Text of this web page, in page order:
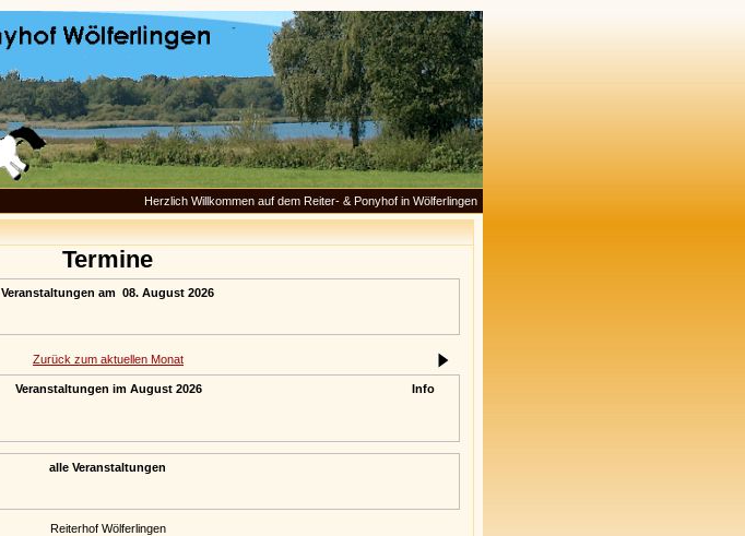
Herzlich Willkommen auf dem Reiter- & Ponyhof in Wölferlingen
Termine
Veranstaltungen am 08. August 2026
Zurück zum aktuellen Monat
Veranstaltungen im August 2026 Info
alle Veranstaltungen
Reiterhof Wölferlingen